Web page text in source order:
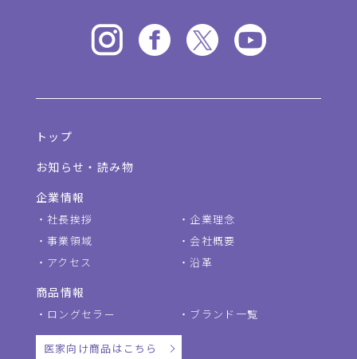
トップ
お知らせ・読み物
企業情報
社長挨拶
企業理念
事業領域
会社概要
アクセス
沿革
商品情報
ロングセラー ブランド一覧
医家向け商品はこちら